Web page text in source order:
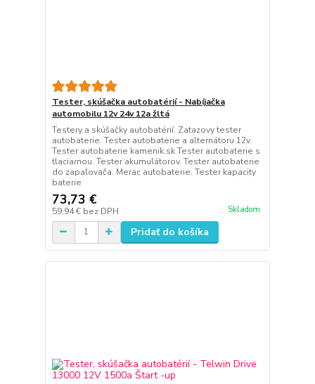
Tester, skúšačka autobatérií - Nabíjačka
automobilu 12v 24v 12a žltá
Testery a skúšačky autobatérií. Zatazovy tester
autobaterie. Tester autobaterie a alternátoru 12v.
Tester autobaterie kamenik.sk Tester autobaterie s
tlaciarnou. Tester akumulátorov. Tester autobaterie
do zapaľovača. Merac autobaterie. Tester kapacity
baterie
73,73 €
59,94 € bez DPH Skladom
Pridať do košíka